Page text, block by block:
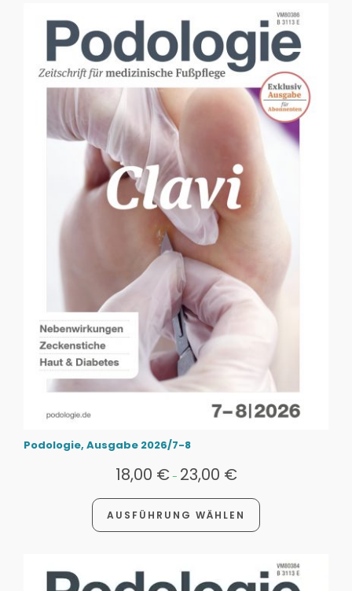
Podologie, Ausgabe 2026/7-8
18,00 €- 23,00 €
AUSFÜHRUNG WÄHLEN